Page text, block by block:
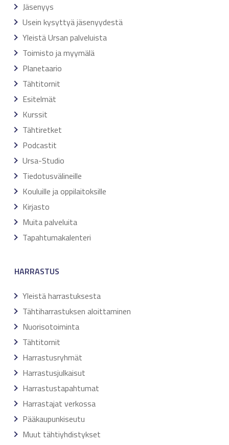
Jäsenyys
Usein kysyttyä jäsenyydestä
Yleistä Ursan palveluista
Toimisto ja myymälä
Planetaario
Tähtitornit
Esitelmät
Kurssit
Tähtiretket
Podcastit
Ursa-Studio
Tiedotusvälineille
Kouluille ja oppilaitoksille
Kirjasto
Muita palveluita
Tapahtumakalenteri
HARRASTUS
Yleistä harrastuksesta
Tähtiharrastuksen aloittaminen
Nuorisotoiminta
Tähtitornit
Harrastusryhmät
Harrastusjulkaisut
Harrastustapahtumat
Harrastajat verkossa
Pääkaupunkiseutu
Muut tähtiyhdistykset